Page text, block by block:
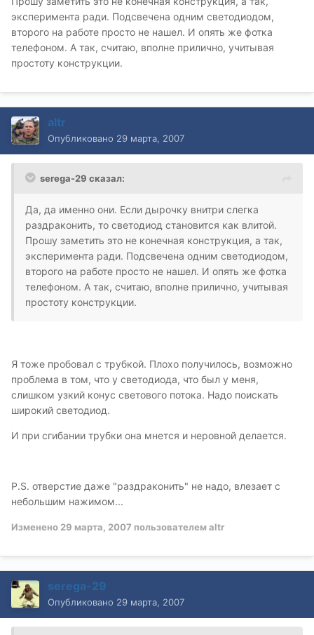
эксперимента ради. Подсвечена одним светодиодом,
второго на работе просто не нашел. И опять же фотка
телефоном. А так, считаю, вполне прилично, учитывая
простоту конструкции.
altr
Опубликовано 29 марта, 2007
serega-29 сказал:
Да, да именно они. Если дырочку внитри слегка
раздраконить, то светодиод становится как влитой.
Прошу заметить это не конечная конструкция, а так,
эксперимента ради. Подсвечена одним светодиодом,
второго на работе просто не нашел. И опять же фотка
телефоном. А так, считаю, вполне прилично, учитывая
простоту конструкции.
Я тоже пробовал с трубкой. Плохо получилось, возможно
проблема в том, что у светодиода, что был у меня,
слишком узкий конус светового потока. Надо поискать
широкий светодиод.
И при сгибании трубки она мнется и неровной делается.
P.S. отверстие даже "раздраконить" не надо, влезает с
небольшим нажимом...
Изменено 29 марта, 2007 пользователем altr
serega-29
Опубликовано 29 марта, 2007